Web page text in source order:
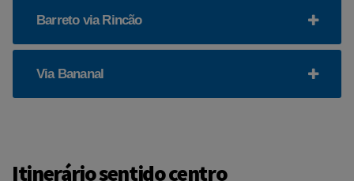
Barreto via Rincão
Via Bananal
Itinerário sentido centro